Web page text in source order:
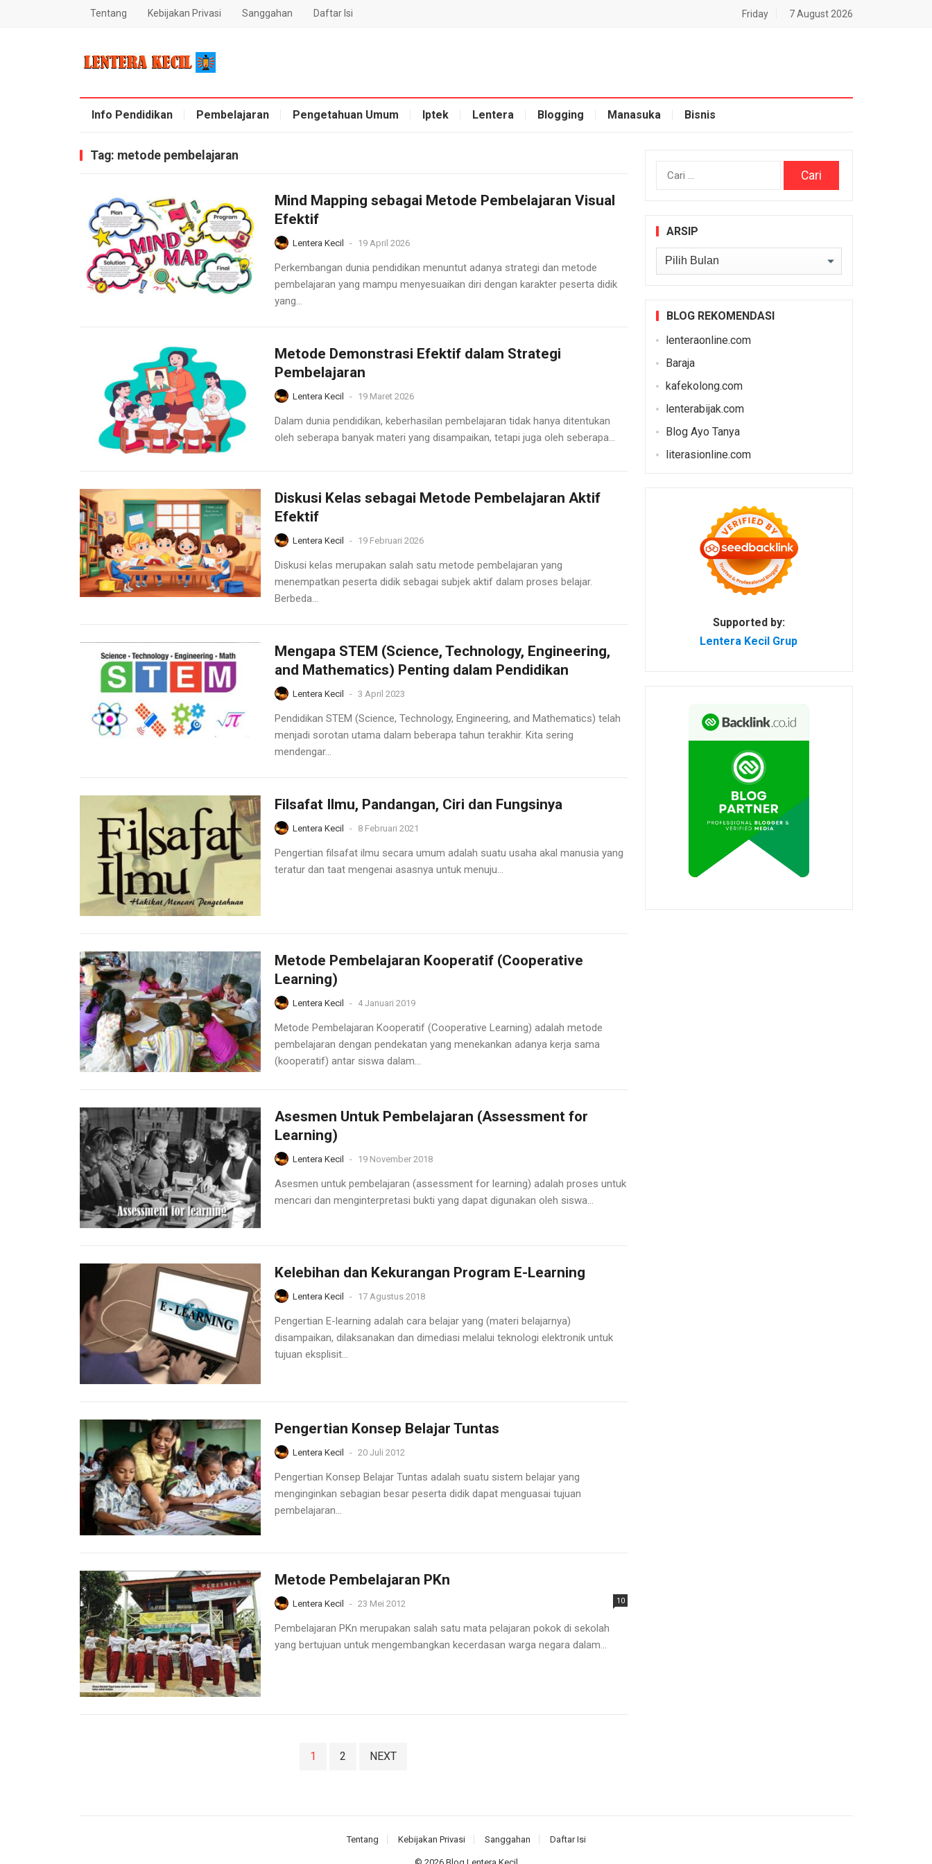
Tentang Kebijakan Privasi Sanggahan Daftar Isi Friday 7 August 2026
Blog Lentera Kecil
Info Pendidikan
Pembelajaran Pengetahuan Umum Iptek Lentera Blogging Manasuka Bisnis
Tag: metode pembelajaran
Mind Mapping sebagai Metode Pembelajaran Visual
Efektif
Lentera Kecil - 19 April 2026
Perkembangan dunia pendidikan menuntut adanya strategi dan metode
pembelajaran yang mampu menyesuaikan diri dengan karakter peserta didik
yang...
Metode Demonstrasi Efektif dalam Strategi
Pembelajaran
Lentera Kecil - 19 Maret 2026
Dalam dunia pendidikan, keberhasilan pembelajaran tidak hanya ditentukan
oleh seberapa banyak materi yang disampaikan, tetapi juga oleh seberapa...
Diskusi Kelas sebagai Metode Pembelajaran Aktif
Efektif
Lentera Kecil - 19 Februari 2026
Diskusi kelas merupakan salah satu metode pembelajaran yang
menempatkan peserta didik sebagai subjek aktif dalam proses belajar.
Berbeda...
Mengapa STEM (Science, Technology, Engineering,
and Mathematics) Penting dalam Pendidikan
Lentera Kecil - 3 April 2023
Pendidikan STEM (Science, Technology, Engineering, and Mathematics) telah
menjadi sorotan utama dalam beberapa tahun terakhir. Kita sering
mendengar...
Filsafat Ilmu, Pandangan, Ciri dan Fungsinya
Lentera Kecil - 8 Februari 2021
Pengertian filsafat ilmu secara umum adalah suatu usaha akal manusia yang
teratur dan taat mengenai asasnya untuk menuju...
Metode Pembelajaran Kooperatif (Cooperative
Learning)
Lentera Kecil - 4 Januari 2019
Metode Pembelajaran Kooperatif (Cooperative Learning) adalah metode
pembelajaran dengan pendekatan yang menekankan adanya kerja sama
(kooperatif) antar siswa dalam...
Asesmen Untuk Pembelajaran (Assessment for
Learning)
Lentera Kecil - 19 November 2018
Asesmen untuk pembelajaran (assessment for learning) adalah proses untuk
mencari dan menginterpretasi bukti yang dapat digunakan oleh siswa...
Kelebihan dan Kekurangan Program E-Learning
Lentera Kecil - 17 Agustus 2018
Pengertian E-learning adalah cara belajar yang (materi belajarnya)
disampaikan, dilaksanakan dan dimediasi melalui teknologi elektronik untuk
tujuan eksplisit...
Pengertian Konsep Belajar Tuntas
Lentera Kecil - 20 Juli 2012
Pengertian Konsep Belajar Tuntas adalah suatu sistem belajar yang
menginginkan sebagian besar peserta didik dapat menguasai tujuan
pembelajaran...
Metode Pembelajaran PKn
Lentera Kecil - 23 Mei 2012 10
Pembelajaran PKn merupakan salah satu mata pelajaran pokok di sekolah
yang bertujuan untuk mengembangkan kecerdasan warga negara dalam...
1 2 NEXT
Cari
ARSIP
Arsip
BLOG REKOMENDASI
lenteraonline.com
Baraja
kafekolong.com
lenterabijak.com
Blog Ayo Tanya
literasionline.com
Supported by:
Lentera Kecil Grup
Tentang Kebijakan Privasi Sanggahan Daftar Isi